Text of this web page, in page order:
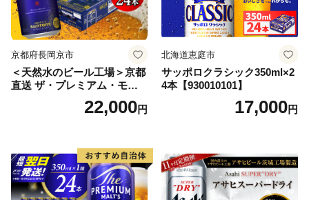
京都府長岡京市
＜天然水のビール工場＞京都
直送 ザ・プレミアム・モル
ツ 350ml×24本 プレモル [149
22,000円
北海道恵庭市
サッポロクラシック350ml×2
4本【930010101】
17,000円